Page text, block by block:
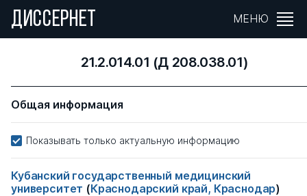
ДИССЕРНЕТ МЕНЮ
21.2.014.01 (Д 208.038.01)
Общая информация
Показывать только актуальную информацию
Кубанский государственный медицинский
университет (Краснодарский край, Краснодар)